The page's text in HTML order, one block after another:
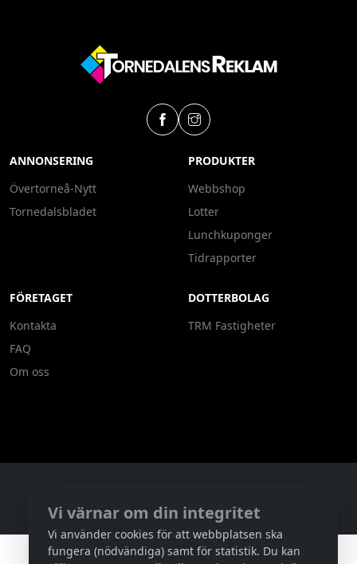
ANNONSERING
Övertorneå-Nytt
Tornedalsbladet
PRODUKTER
Webbshop
Lotter
Lunchkuponger
Tidrapporter
FÖRETAGET
Kontakta
FAQ
Om oss
DOTTERBOLAG
TRM Fastigheter
428A75CF-52BC-4BBB-8D99-C3D385B9C2C7
Vi värnar om din integritet
Vi använder cookies för att webbplatsen ska
fungera (nödvändiga) samt för statistik. Du kan